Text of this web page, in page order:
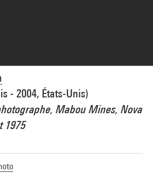
- 2004, États-Unis)
Mabou Mines, Nova
1975
New York
MNAM-CCI/Philippe Migeat/Dist. GrandPalaisRmn